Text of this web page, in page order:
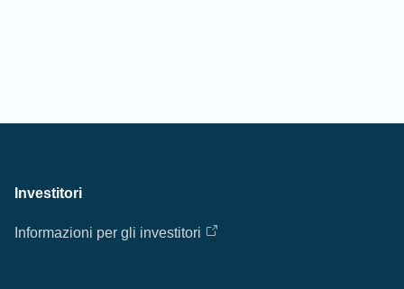
Investitori
Informazioni per gli investitori